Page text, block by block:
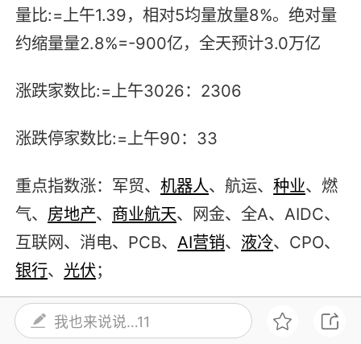
量比:=上午1.39，相对5均量放量8%。绝对量
约缩量量2.8%=-900亿，全天预计3.0万亿
涨跌家数比:=上午3026：2306
涨跌停家数比:=上午90：33
重点指数涨：军贸、机器人、航运、种业、燃
气、 房地产、 商业航天、网金、全A、AIDC、
互联网、消电、PCB、AI营销、 液冷、CPO、
银行、 光伏；
重点指数跌：商业、核聚变、稀土、电力、酿
我也来说说…11